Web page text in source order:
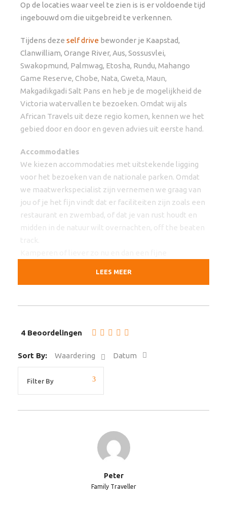
Op de locaties waar veel te zien is is er voldoende tijd
ingebouwd om die uitgebreid te verkennen.
Tijdens deze self drive bewonder je Kaapstad,
Clanwilliam, Orange River, Aus, Sossusvlei,
Swakopmund, Palmwag, Etosha, Rundu, Mahango
Game Reserve, Chobe, Nata, Gweta, Maun,
Makgadikgadi Salt Pans en heb je de mogelijkheid de
Victoria watervallen te bezoeken. Omdat wij als
African Travels uit deze regio komen, kennen we het
gebied door en door en geven advies uit eerste hand.
Accommodaties
We kiezen accommodaties met uitstekende ligging
voor het bezoeken van de nationale parken. Omdat
we maatwerkspecialist zijn vernemen we graag van
jou of je het fijn vindt dat er faciliteiten zijn zoals een
restaurant en zwembad, of dat je van rust houdt en
midden in de natuur wilt overnachten, off the beaten
kunnen elk terrein aan.
Optionele excursies kunnen we vooruit boeken
plekke te reserveren. Denk aan:
Victoria Falls dagbezoek
Rondvlucht boven de Okavango delta
Quad biking in Gweta
Stokstaartjes drive Gweta
Boottocht Choberivier
Zeekayakken in Swakop
LEES MEER
4 Beoordelingen
Sort By: Waardering Datum
Peter
Family Traveller